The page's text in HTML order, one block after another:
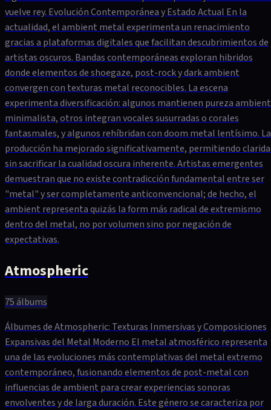
vuelve rey. Evolución Contemporánea y Estado Actual En la
actualidad, el ambient metal experimenta un renacimiento
gracias a plataformas digitales que facilitan descubrimientos de
artistas oscuros. Bandas contemporáneas exploran hibridos
donde elementos de shoegaze, post-rock y dark ambient
convergen con texturas metal reconocibles. La escena
experimenta diversificación: algunos mantienen pureza ambient
minimalista, otros integran vocales susurradas o corales
fantasmales, y algunos rehíbridan con doom metal lentísimo. La
producción ha mejorado significativamente, permitiendo
sin sacrificar la cualidad oscura inherente. Artistas emergentes
demuestran que no existe contradicción fundamental entre ser
"metal" y ser completamente anticonvencional; de hecho, el
ambient representa quizás la form más radical de extremismo
dentro del metal, no por volumen sino por negación de
expectativas.
Atmospheric
75álbums
Álbumes de Atmospheric: Texturas Inmersivas y Composiciones
Expansivas del Metal Moderno El metal atmosférico representa
una de las evoluciones más contemplativas del metal extremo
contemporáneo, fusionando elementos de post-metal con
influencias de ambient para crear experiencias sonoras
envolventes y de larga duración. Este género se caracteriza por